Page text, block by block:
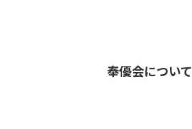
奉優会について